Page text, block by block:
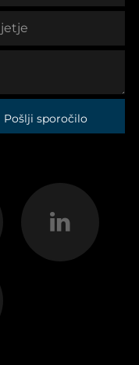
Pošlji sporočilo